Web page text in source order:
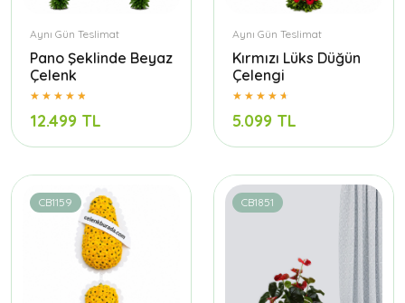
Aynı Gün Teslimat
Pano Şeklinde Beyaz
Çelenk
12.499 TL
Aynı Gün Teslimat
Kırmızı Lüks Düğün
Çelengi
5.099 TL
CB1159 CB1851